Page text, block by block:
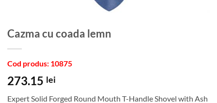
Cazma cu coada lemn
Cod produs: 10875
273.15 lei
Expert Solid Forged Round Mouth T-Handle Shovel with Ash